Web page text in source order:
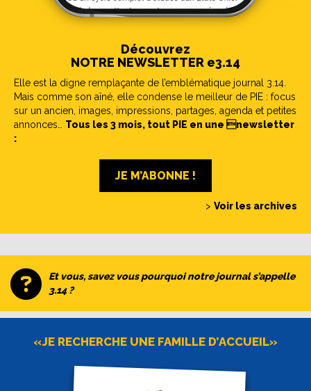
Découvrez
NOTRE NEWSLETTER e3.14
Elle est la digne remplaçante de l’emblématique journal 3.14.
Mais comme son aîné, elle condense le meilleur de PIE : focus
sur un ancien, images, impressions, partages, agenda et petites
annonces… Tous les 3 mois, tout PIE en une newsletter
:
JE M’ABONNE !
> Voir les archives
Et vous, savez vous pourquoi notre journal s’appelle
3.14 ?
«JE RECHERCHE UNE FAMILLE D’ACCUEIL»